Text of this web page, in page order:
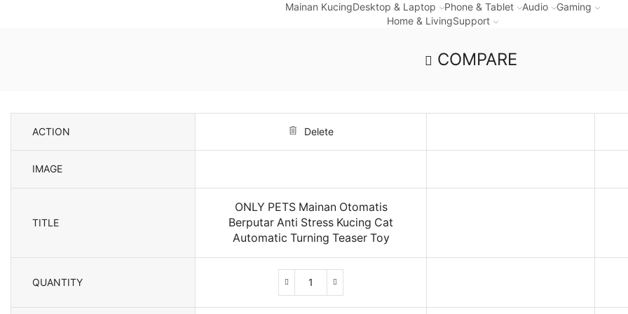
Mainan KucingDesktop & Laptop Phone & Tablet Audio
Gaming
Home & LivingSupport
COMPARE
ACTION Delete
IMAGE
TITLE
ONLY PETS Mainan Otomatis
Berputar Anti Stress Kucing Cat
Automatic Turning Teaser Toy
QUANTITY